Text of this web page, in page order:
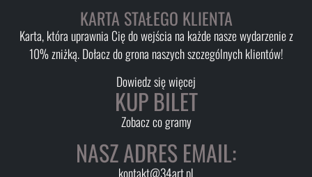
KARTA STAŁEGO KLIENTA
Karta, która uprawnia Cię do wejścia na każde nasze wydarzenie z
10% zniżką. Dołacz do grona naszych szczególnych klientów!
Dowiedz się więcej
KUP BILET
Zobacz co gramy
NASZ ADRES EMAIL:
kontakt@34art.pl